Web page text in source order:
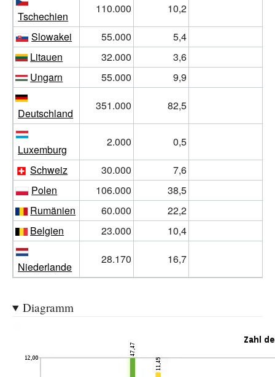
Tschechien
110.000 10,2
Slowakei
55.000 5,4
Litauen
32.000 3,6
Ungarn
55.000 9,9
Deutschland
351.000 82,5
Luxemburg
2.000 0,5
Schweiz
30.000 7,6
Polen
106.000 38,5
Rumänien
60.000 22,2
Belgien
23.000 10,4
Niederlande
28.170 16,7
Diagramm